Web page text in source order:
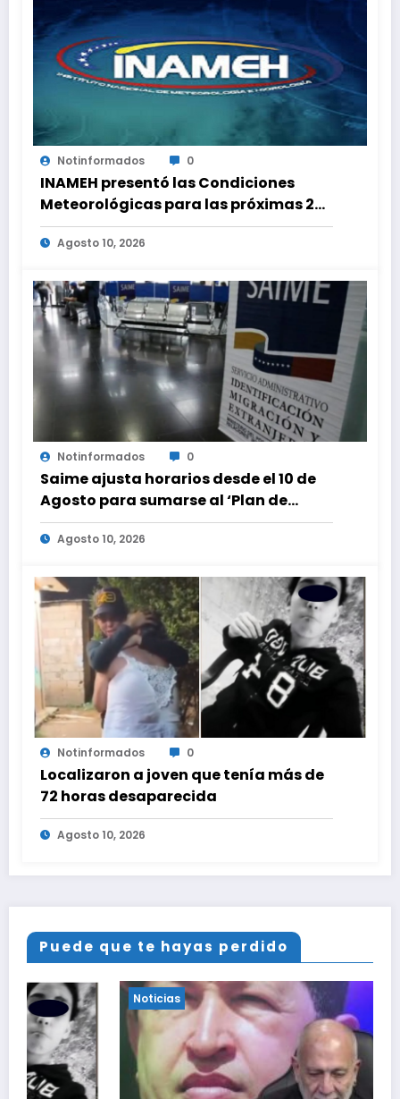
Notinformados 0
INAMEH presentó las Condiciones
Meteorológicas para las próximas 24
horas, de este lunes 10 de agosto 2026
Agosto 10, 2026
Notinformados 0
Saime ajusta horarios desde el 10 de
Agosto para sumarse al ‘Plan de
Ahorro Energético’
Agosto 10, 2026
Notinformados 0
Localizaron a joven que tenía más de
72 horas desaparecida
Agosto 10, 2026
Puede que te hayas perdido
Noticias